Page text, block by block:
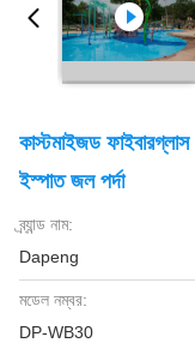
কাস্টমাইজড ফাইবারগ্লাস
ইস্পাত জল পর্দা
ব্র্যান্ড নাম:
Dapeng
মডেল নম্বর:
DP-WB30